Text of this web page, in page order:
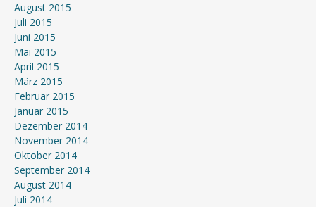
August 2015
Juli 2015
Juni 2015
Mai 2015
April 2015
März 2015
Februar 2015
Januar 2015
Dezember 2014
November 2014
Oktober 2014
September 2014
August 2014
Juli 2014